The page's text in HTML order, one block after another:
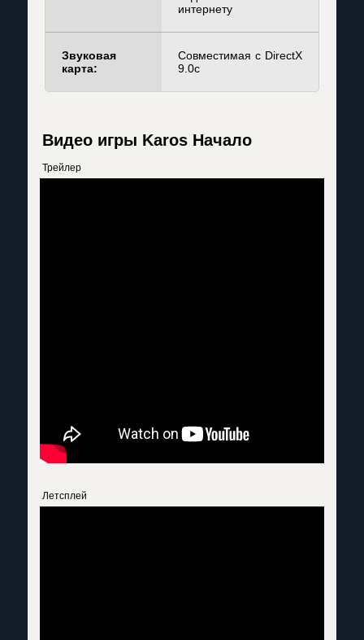
интернету
Звуковая
карта:
Совместимая с DirectX
9.0c
Видео игры Karos Начало
Трейлер
Летсплей